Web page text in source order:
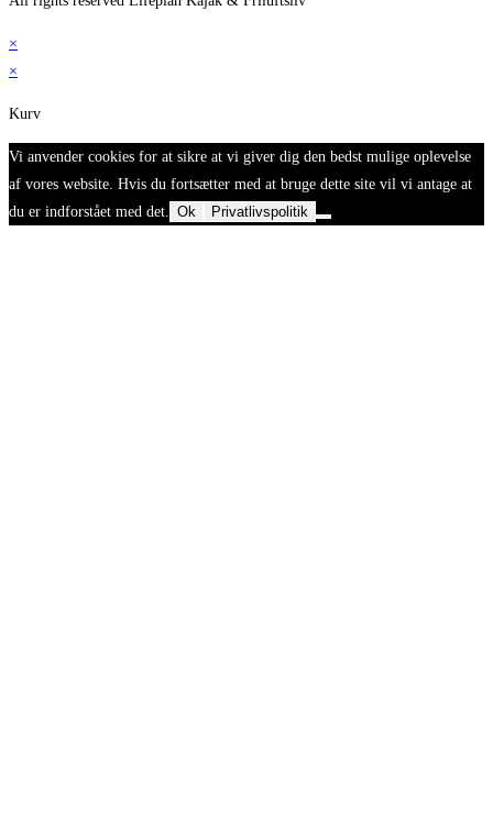
×
×
Kurv
Vi anvender cookies for at sikre at vi giver dig den bedst mulige oplevelse
af vores website. Hvis du fortsætter med at bruge dette site vil vi antage at
du er indforstået med det. Ok Privatlivspolitik